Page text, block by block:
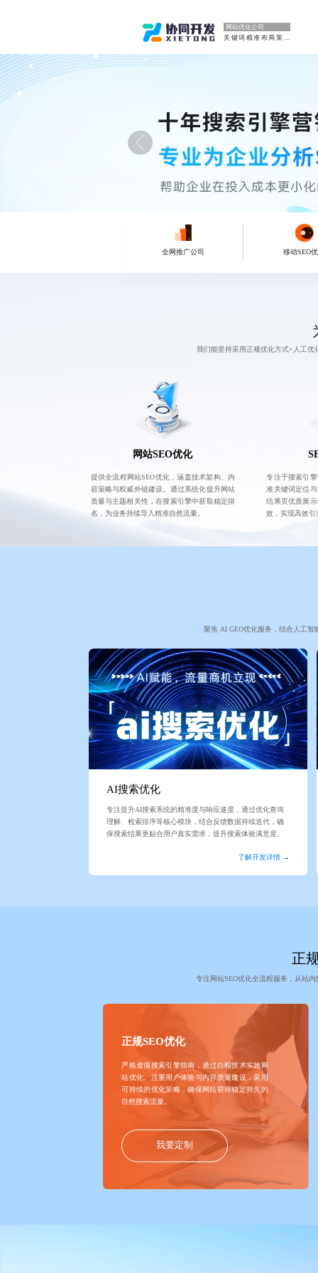
网站优化公司
关键词精准布局策略
全网推广公司 移动SEO
我们能坚持采用正规优化方式+人工
网站SEO优化
提供全流程网站SEO优化，涵盖技术架构、内
容策略与权威外链建设。通过系统化提升网站
质量与主题相关性，在搜索引擎中获取稳定排
名，为业务持续导入精准自然流量。
专注于搜索引
准关键词定位
结果页优质展
效，实现高效
聚焦 AI GEO优化服务，结合人工
AI搜索优化
专注提升AI搜索系统的精准度与响应速度，通过优化查询
理解、检索排序等核心模块，结合反馈数据持续迭代，确
保搜索结果更贴合用户真实需求，提升搜索体验满意度。
了解开发详情 →
正
专注网站SEO优化全流程服务，从站
正规SEO优化
严格遵循搜索引擎指南，通过白帽技术实施网
站优化。注重用户体验与内容质量建设，采用
可持续的优化策略，确保网站获得稳定持久的
自然搜索流量。
我要定制